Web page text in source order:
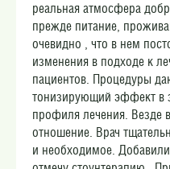
реальная атмосфера
прежде питание,
очевидно , что в нем
изменения в подходе к
пациентов. Процедуры
тонизирующий эффект в
профиля лечения. Везде
отношение. Врач
и необходимое.